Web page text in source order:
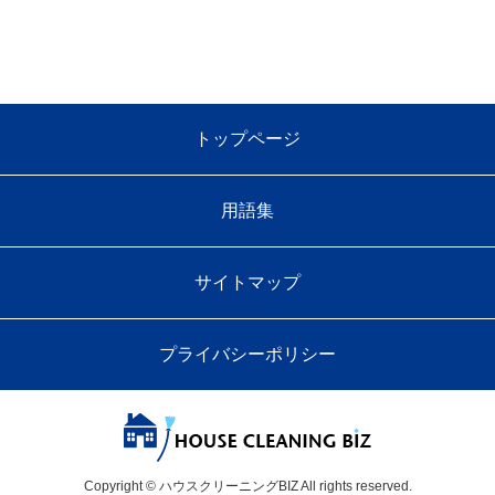
トップページ
用語集
サイトマップ
プライバシーポリシー
Copyright © ハウスクリーニングBIZ All rights reserved.